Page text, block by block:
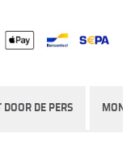
DOOR DE PERS